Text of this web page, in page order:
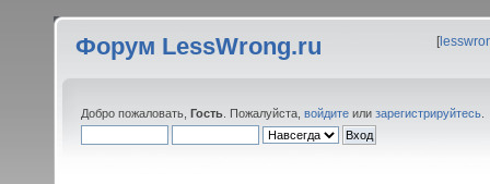
Форум LessWrong.ru [
Добро пожаловать, Гость . Пожалуйста, войдите или зарегистрируйтесь